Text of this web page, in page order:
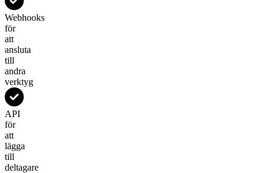
Webhooks
för
att
ansluta
till
andra
verktyg
API
för
att
lägga
till
deltagare